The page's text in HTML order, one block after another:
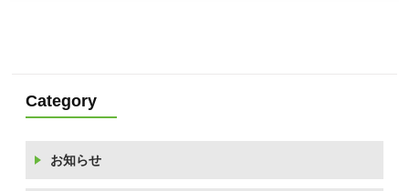
Category
お知らせ